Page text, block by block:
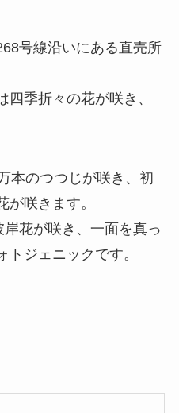
号線沿いにある直売所
季折々の花が咲き、
本のつつじが咲き、初
咲きます。
花が咲き、一面を真っ
ジェニックです。